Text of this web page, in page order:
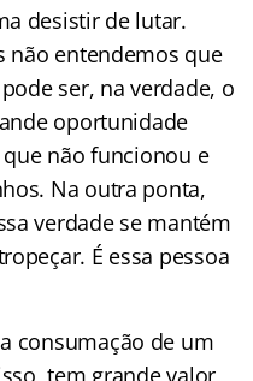
desistir de lutar.
não entendemos que
ser, na verdade, o
oportunidade
não funcionou e
Na outra ponta,
verdade se mantém
É essa pessoa
consumação de um
tem grande valor,